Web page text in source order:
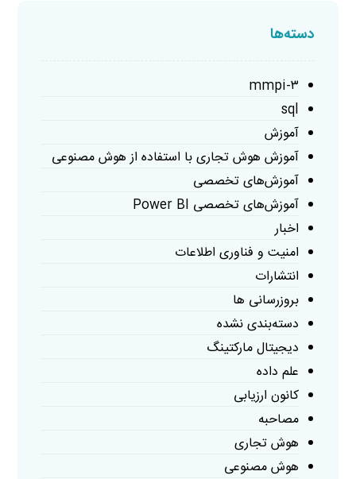
دسته‌ها
mmpi-۳
sql
آموزش
آموزش هوش تجاری با استفاده از هوش مصنوعی
آموزش‌های تخصصی
آموزش‌های تخصصی Power BI
اخبار
امنیت و فناوری اطلاعات
انتشارات
بروزرسانی ها
دسته‌بندی نشده
دیجیتال مارکتینگ
علم داده
کانون ارزیابی
مصاحبه
هوش تجاری
هوش مصنوعی